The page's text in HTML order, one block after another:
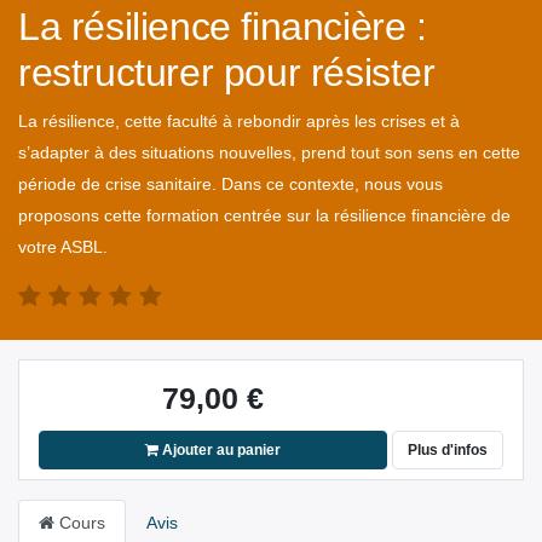
La résilience financière :
restructurer pour résister
La résilience, cette faculté à rebondir après les crises et à
s’adapter à des situations nouvelles, prend tout son sens en cette
période de crise sanitaire. Dans ce contexte, nous vous
proposons cette formation centrée sur la résilience financière de
votre ASBL.
79,00 €
Ajouter au panier Plus d'infos
Cours Avis